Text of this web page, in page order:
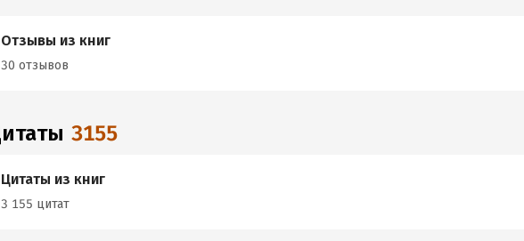
Отзывы из книг
30 отзывов
Цитаты 3155
Цитаты из книг
3 155 цитат